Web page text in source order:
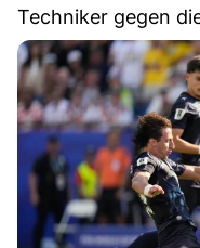
Techniker gegen